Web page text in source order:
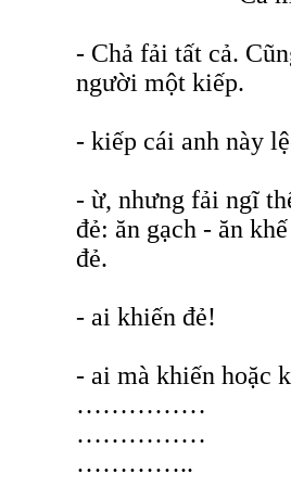
- Chả fải tất cả.
người một kiếp.
- kiếp cái anh này
- ừ, nhưng fải ngĩ
đẻ: ăn gạch - ăn
đẻ.
- ai khiến đẻ!
- ai mà khiến hoặc
……………
……………
…………..